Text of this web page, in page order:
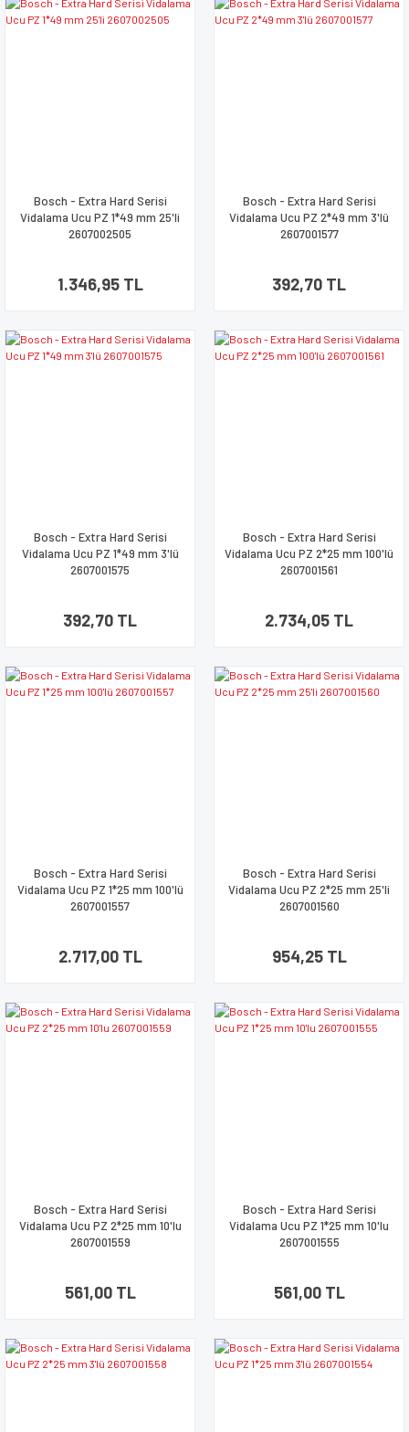
Bosch - Extra Hard Serisi
Vidalama Ucu PZ 1*49 mm 25'li
2607002505
1.346,95 TL
Bosch - Extra Hard Serisi
Vidalama Ucu PZ 2*49 mm 3'lü
2607001577
392,70 TL
Bosch - Extra Hard Serisi
Vidalama Ucu PZ 1*49 mm 3'lü
2607001575
392,70 TL
Bosch - Extra Hard Serisi
Vidalama Ucu PZ 2*25 mm 100'lü
2607001561
2.734,05 TL
Bosch - Extra Hard Serisi
Vidalama Ucu PZ 1*25 mm 100'lü
2607001557
2.717,00 TL
Bosch - Extra Hard Serisi
Vidalama Ucu PZ 2*25 mm 25'li
2607001560
954,25 TL
Bosch - Extra Hard Serisi
Vidalama Ucu PZ 2*25 mm 10'lu
2607001559
561,00 TL
Bosch - Extra Hard Serisi
Vidalama Ucu PZ 1*25 mm 10'lu
2607001555
561,00 TL